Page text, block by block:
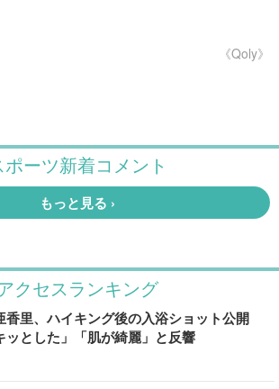
《Qoly》
クセスランキング
香里、ハイキング後の入浴ショット公開
ッとした」「肌が綺麗」と反響